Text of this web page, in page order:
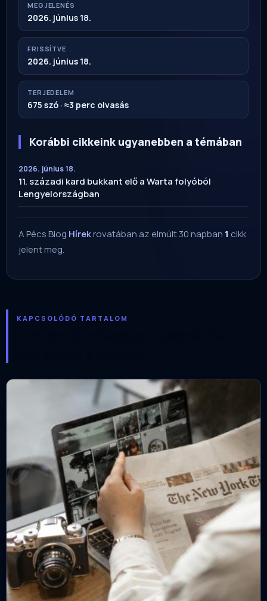
MEGJELENÉS
2026. június 18.
FRISSÍTVE
2026. június 18.
TERJEDELEM
675 szó · ≈3 perc olvasás
Korábbi cikkeink ugyanebben a témában
2026. június 18.
11. századi kard bukkant elő a Warta folyóból
Lengyelországban
A Pécs Blog Hírekrovatában az elmúlt 30 napban 1 cikk
jelent meg.
KAPCSOLÓDÓ TARTALOM